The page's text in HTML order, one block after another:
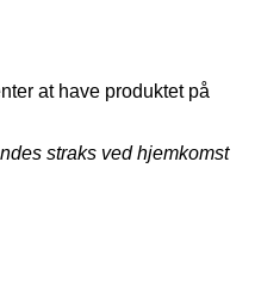
at have produktet på
straks ved hjemkomst